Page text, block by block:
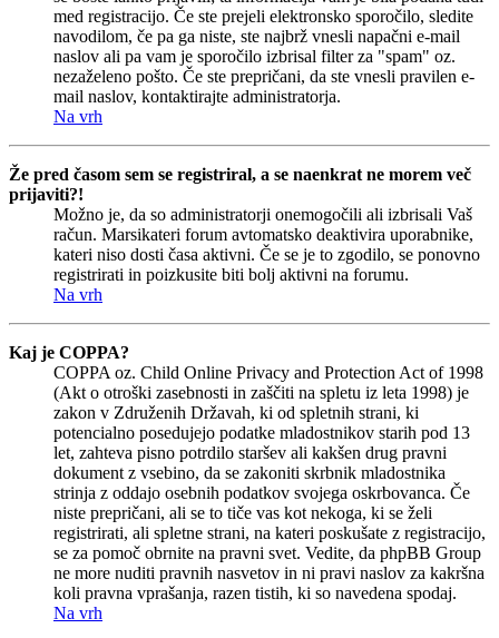
med registracijo. Če ste prejeli elektronsko sporočilo, sledite
navodilom, če pa ga niste, ste najbrž vnesli napačni e-mail
naslov ali pa vam je sporočilo izbrisal filter za "spam" oz.
nezaželeno pošto. Če ste prepričani, da ste vnesli pravilen e-
mail naslov, kontaktirajte administratorja.
Na vrh
Že pred časom sem se registriral, a se naenkrat ne morem več
prijaviti?!
Možno je, da so administratorji onemogočili ali izbrisali Vaš
račun. Marsikateri forum avtomatsko deaktivira uporabnike,
kateri niso dosti časa aktivni. Če se je to zgodilo, se ponovno
registrirati in poizkusite biti bolj aktivni na forumu.
Na vrh
Kaj je COPPA?
COPPA oz. Child Online Privacy and Protection Act of 1998
(Akt o otroški zasebnosti in zaščiti na spletu iz leta 1998) je
zakon v Združenih Državah, ki od spletnih strani, ki
potencialno posedujejo podatke mladostnikov starih pod 13
let, zahteva pisno potrdilo staršev ali kakšen drug pravni
dokument z vsebino, da se zakoniti skrbnik mladostnika
strinja z oddajo osebnih podatkov svojega oskrbovanca. Če
niste prepričani, ali se to tiče vas kot nekoga, ki se želi
registrirati, ali spletne strani, na kateri poskušate z registracijo,
se za pomoč obrnite na pravni svet. Vedite, da phpBB Group
ne more nuditi pravnih nasvetov in ni pravi naslov za kakršna
koli pravna vprašanja, razen tistih, ki so navedena spodaj.
Na vrh